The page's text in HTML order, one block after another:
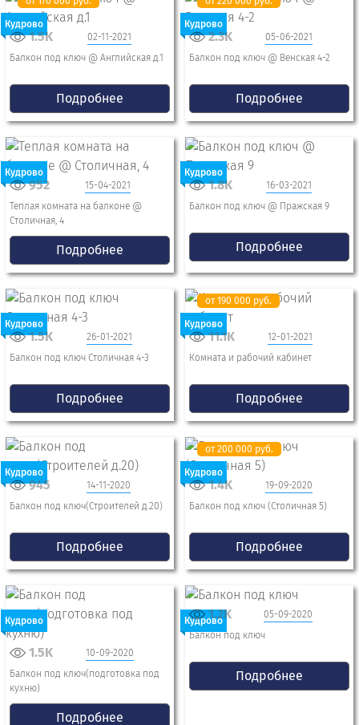
Кудрово
02-11-2021
1.5K
Балкон под ключ @ Английская д.1
Подробнее
Кудрово
05-06-2021
2.3K
Балкон под ключ @ Венская 4-2
Подробнее
Кудрово
15-04-2021
952
Теплая комната на балконе @
Столичная, 4
Подробнее
Кудрово
16-03-2021
1.8K
Балкон под ключ @ Пражская 9
Подробнее
Кудрово
26-01-2021
1.5K
Балкон под ключ Столичная 4-3
Подробнее
Кудрово
от 190 000 руб.
12-01-2021
11.1K
Комната и рабочий кабинет
Подробнее
Кудрово
14-11-2020
945
Балкон под ключ(Строителей д.20)
Подробнее
Кудрово
от 200 000 руб.
19-09-2020
1.4K
Балкон под ключ (Столичная 5)
Подробнее
Кудрово
10-09-2020
1.5K
Балкон под ключ(подготовка под
кухню)
Подробнее
Кудрово
05-09-2020
1.2K
Балкон под ключ
Подробнее